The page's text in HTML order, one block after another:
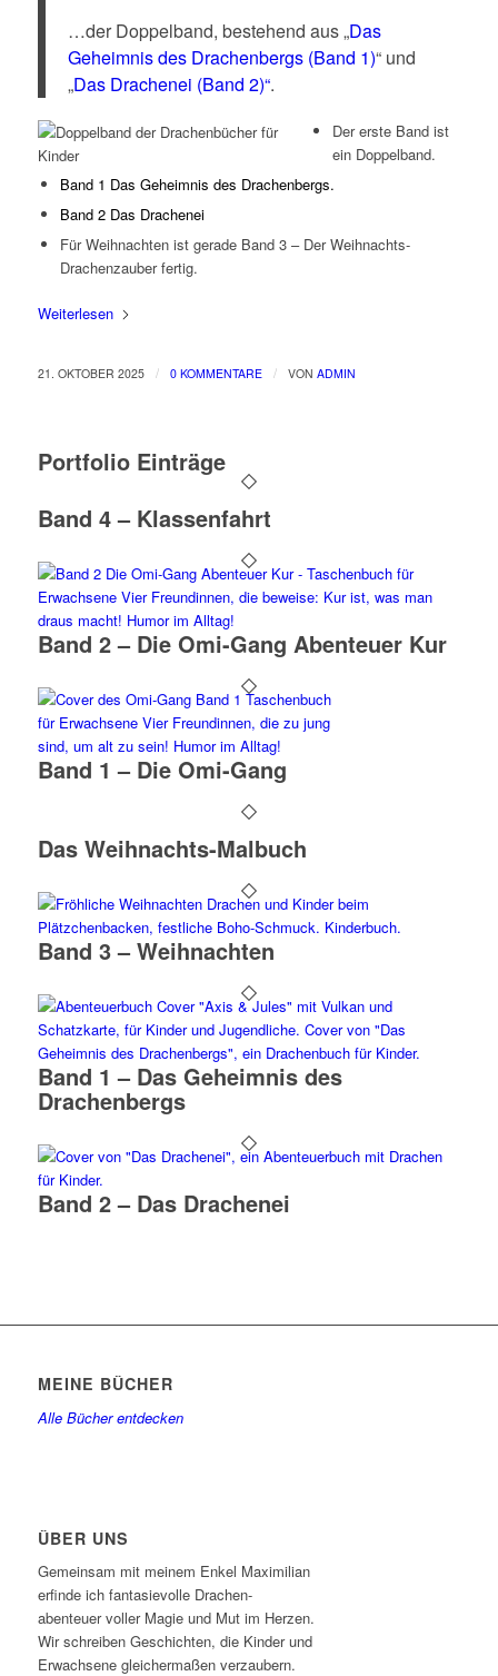
…der Doppelband, bestehend aus „Das
Geheimnis des Drachenbergs (Band 1)“ und
„Das Drachenei (Band 2)“.
Der erste Band ist
ein Doppelband.
Band 1 Das Geheimnis des Drachenbergs.
Band 2 Das Drachenei
Für Weihnachten ist gerade Band 3 – Der Weihnachts-
Drachenzauber fertig.
Weiterlesen
21. OKTOBER 2025 / 0 KOMMENTARE / VON ADMIN
Portfolio Einträge
Band 4 – Klassenfahrt
Band 2 – Die Omi-Gang Abenteuer Kur
Band 1 – Die Omi-Gang
Das Weihnachts-Malbuch
Band 3 – Weihnachten
Band 1 – Das Geheimnis des
Drachenbergs
Band 2 – Das Drachenei
MEINE BÜCHER
Alle Bücher entdecken
ÜBER UNS
Gemeinsam mit meinem Enkel Maximilian
erfinde ich fantasievolle Drachen-
abenteuer voller Magie und Mut im Herzen.
Wir schreiben Geschichten, die Kinder und
Erwachsene gleichermaßen verzaubern.